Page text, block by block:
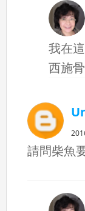
我在
西施
請問柴魚